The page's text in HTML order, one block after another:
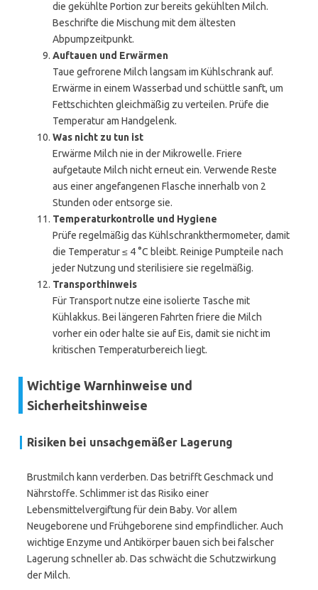
die gekühlte Portion zur bereits gekühlten Milch.
Beschrifte die Mischung mit dem ältesten
Abpumpzeitpunkt.
Auftauen und Erwärmen
Taue gefrorene Milch langsam im Kühlschrank auf.
Erwärme in einem Wasserbad und schüttle sanft, um
Fettschichten gleichmäßig zu verteilen. Prüfe die
Temperatur am Handgelenk.
Was nicht zu tun ist
Erwärme Milch nie in der Mikrowelle. Friere
aufgetaute Milch nicht erneut ein. Verwende Reste
aus einer angefangenen Flasche innerhalb von 2
Stunden oder entsorge sie.
Temperaturkontrolle und Hygiene
Prüfe regelmäßig das Kühlschrankthermometer, damit
die Temperatur ≤ 4 °C bleibt. Reinige Pumpteile nach
jeder Nutzung und sterilisiere sie regelmäßig.
Transporthinweis
Für Transport nutze eine isolierte Tasche mit
Kühlakkus. Bei längeren Fahrten friere die Milch
vorher ein oder halte sie auf Eis, damit sie nicht im
kritischen Temperaturbereich liegt.
Wichtige Warnhinweise und
Sicherheitshinweise
Risiken bei unsachgemäßer Lagerung
Brustmilch kann verderben. Das betrifft Geschmack und
Nährstoffe. Schlimmer ist das Risiko einer
Lebensmittelvergiftung für dein Baby. Vor allem
Neugeborene und Frühgeborene sind empfindlicher. Auch
wichtige Enzyme und Antikörper bauen sich bei falscher
Lagerung schneller ab. Das schwächt die Schutzwirkung
der Milch.